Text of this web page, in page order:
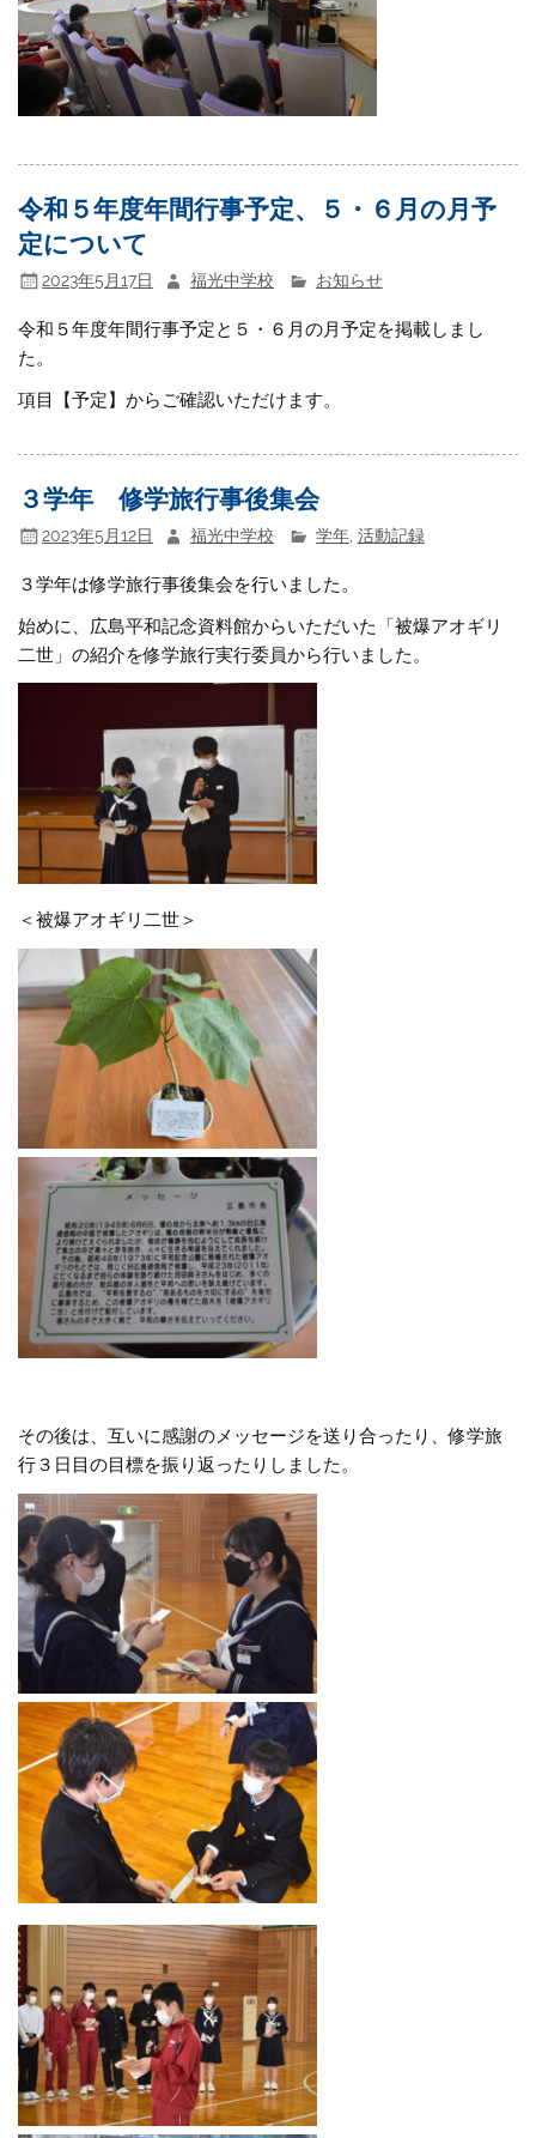
令和５年度年間行事予定、５・６月の月予
定について
2023年5月17日 福光中学校 お知らせ
令和５年度年間行事予定と５・６月の月予定を掲載しまし
た。
項目【予定】からご確認いただけます。
３学年 修学旅行事後集会
2023年5月12日 福光中学校 学年, 活動記録
３学年は修学旅行事後集会を行いました。
始めに、広島平和記念資料館からいただいた「被爆アオギリ
二世」の紹介を修学旅行実行委員から行いました。
＜被爆アオギリ二世＞
その後は、互いに感謝のメッセージを送り合ったり、修学旅
行３日目の目標を振り返ったりしました。